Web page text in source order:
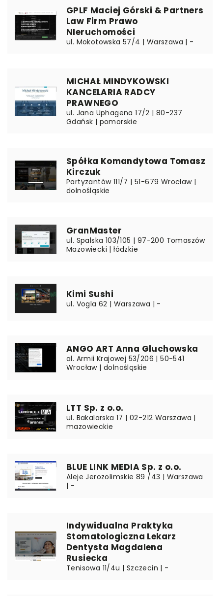
GPLF Maciej Górski & Partners
Law Firm Prawo
NIeruchomości
ul. Mokotowska 57/4 | Warszawa | -
MICHAŁ MINDYKOWSKI
KANCELARIA RADCY
PRAWNEGO
ul. Jana Uphagena 17/2 | 80-237
Gdańsk | pomorskie
Spółka Komandytowa Tomasz
Kirczuk
Partyzantów 111/7 | 51-679 Wrocław |
dolnośląskie
GranMaster
ul. Spalska 103/105 | 97-200 Tomaszów
Mazowiecki | łódzkie
Kimi Sushi
ul. Vogla 62 | Warszawa | -
ANGO ART Anna Gluchowska
al. Armii Krajowej 53/206 | 50-541
Wrocław | dolnośląskie
LTT Sp. z o.o.
ul. Bakalarska 17 | 02-212 Warszawa |
mazowieckie
BLUE LINK MEDIA Sp. z o.o.
Aleje Jerozolimskie 89 /43 | Warszawa
| -
Indywidualna Praktyka
Stomatologiczna Lekarz
Dentysta Magdalena
Rusiecka
Tenisowa 11/4u | Szczecin | -